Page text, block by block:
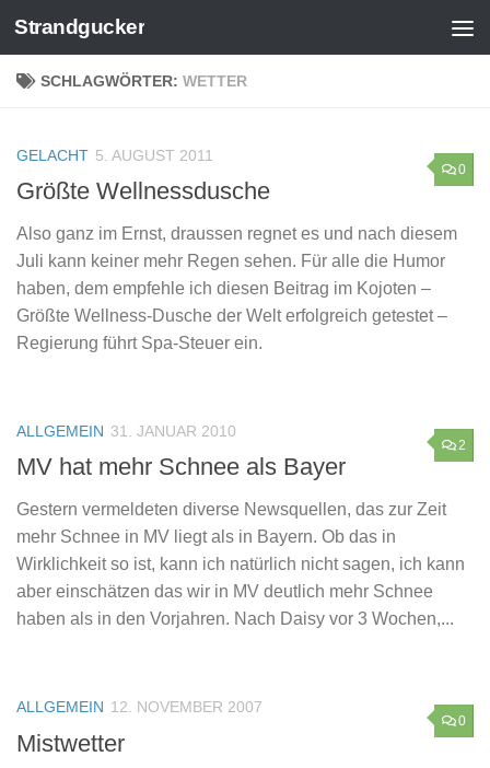
Zum Inhalt springen
Strandgucker
SCHLAGWÖRTER: WETTER
0
GELACHT 5. AUGUST 2011
Größte Wellnessdusche
Also ganz im Ernst, draussen regnet es und nach diesem
Juli kann keiner mehr Regen sehen. Für alle die Humor
haben, dem empfehle ich diesen Beitrag im Kojoten –
Größte Wellness-Dusche der Welt erfolgreich getestet –
Regierung führt Spa-Steuer ein.
2
ALLGEMEIN 31. JANUAR 2010
MV hat mehr Schnee als Bayer
Gestern vermeldeten diverse Newsquellen, das zur Zeit
mehr Schnee in MV liegt als in Bayern. Ob das in
Wirklichkeit so ist, kann ich natürlich nicht sagen, ich kann
aber einschätzen das wir in MV deutlich mehr Schnee
haben als in den Vorjahren. Nach Daisy vor 3 Wochen,...
0
ALLGEMEIN 12. NOVEMBER 2007
Mistwetter